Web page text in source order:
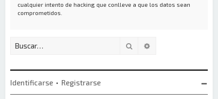
cualquier intento de hacking que conlleve a que los datos sean
comprometidos.
Buscar
Identificarse • Registrarse